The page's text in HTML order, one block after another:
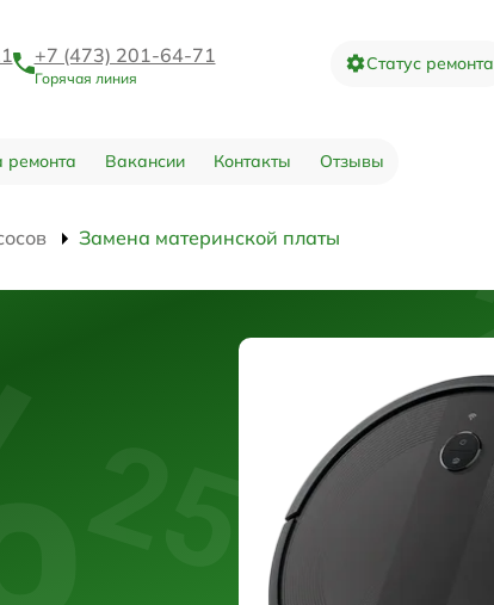
+7 (473) 201-64-71
Горячая линия
Статус ремонта
ремонта Вакансии Контакты Отзывы
Замена материнской платы